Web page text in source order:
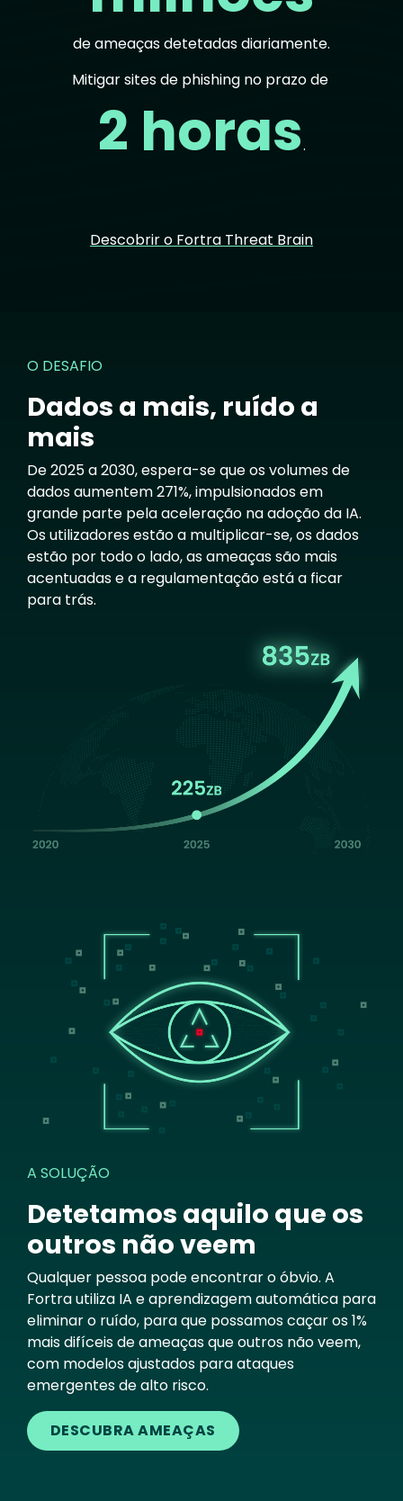
de ameaças detetadas diariamente.
Mitigar sites de phishing no prazo de
2 horas.
Descobrir o Fortra Threat Brain
O DESAFIO
Dados a mais, ruído a
mais
De 2025 a 2030, espera-se que os volumes de
dados aumentem 271%, impulsionados em
grande parte pela aceleração na adoção da IA.
Os utilizadores estão a multiplicar-se, os dados
estão por todo o lado, as ameaças são mais
acentuadas e a regulamentação está a ficar
para trás.
A SOLUÇÃO
Detetamos aquilo que os
outros não veem
Qualquer pessoa pode encontrar o óbvio. A
Fortra utiliza IA e aprendizagem automática para
eliminar o ruído, para que possamos caçar os 1%
mais difíceis de ameaças que outros não veem,
com modelos ajustados para ataques
emergentes de alto risco.
DESCUBRA AMEAÇAS